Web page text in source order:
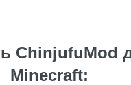
ChinjufuMod
Minecraft: